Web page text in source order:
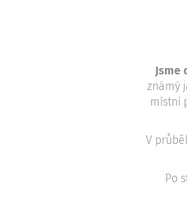
Jsme
známý
místní
V
Po